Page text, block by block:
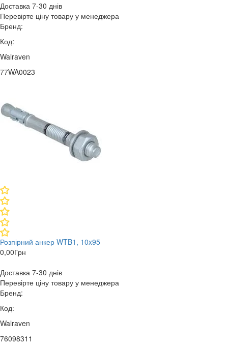
Доставка 7-30 днів
Перевірте ціну товару у менеджера
Бренд:
Код:
Walraven
77WA0023
Розпірний анкер WTB1, 10x95
0,00Грн
Доставка 7-30 днів
Перевірте ціну товару у менеджера
Бренд:
Код:
Walraven
76098311